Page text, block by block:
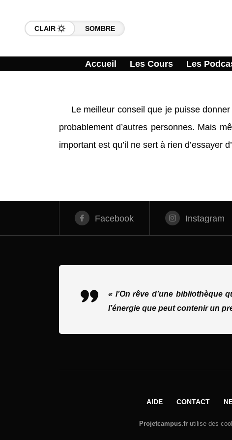
CLAIR SOMBRE
Accueil Les Cours Les
Le meilleur conseil que je puisse
probablement d’autres personnes. Mais
important est qu’il ne sert à rien d’essayer
Facebook Instagram
« l’On rêve d’une bibliothèque
l’énergie que peut contenir un
AIDE CONTACT
Projetcampus.frutilise des